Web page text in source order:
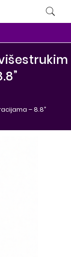
– 8.8”